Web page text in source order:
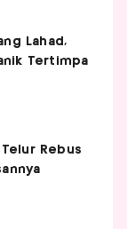
Lahad,
Tertimpa
Rebus